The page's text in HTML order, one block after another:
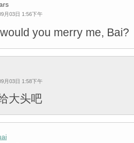
月03日 1:56下午
you merry me, Bai?
月03日 1:58下午
大头吧